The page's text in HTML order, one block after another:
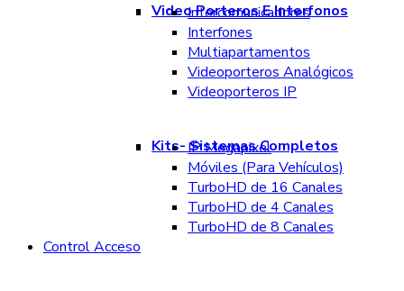
Video Porteros E Interfonos
Intercomunicadores
Interfones
Multiapartamentos
Videoporteros Analógicos
Videoporteros IP
Kits- Sistemas Completos
IP Megapixel
Móviles (Para Vehículos)
TurboHD de 16 Canales
TurboHD de 4 Canales
TurboHD de 8 Canales
Control Acceso